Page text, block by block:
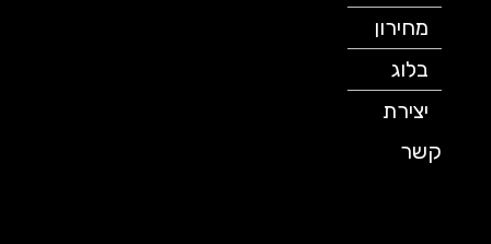
מחירון
יצירת
קשר